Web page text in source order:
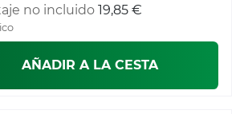
no incluido 19,85 €
AÑADIR A LA CESTA